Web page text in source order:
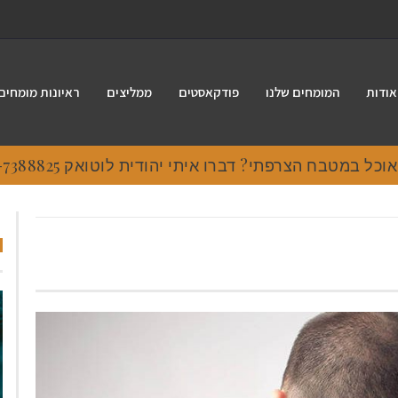
אודות המומחים שלנו פודקאסטים ממליצים ראיונות
במטבח הצרפתי? דברו איתי יהודית לוטואק 054-7388825.